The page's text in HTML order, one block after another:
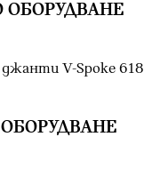
ОБОРУДВАНЕ
V-Spoke 618